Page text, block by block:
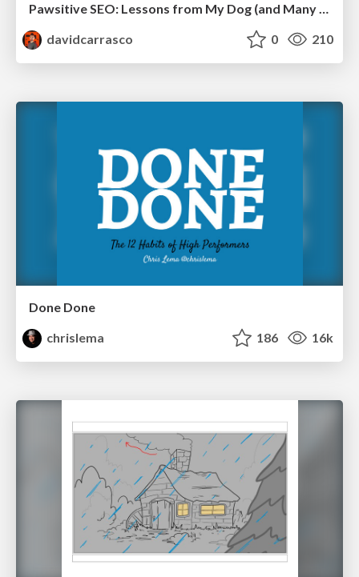
Pawsitive SEO: Lessons from My Dog (and Many Mistakes) on Thriving as a Consultant in the Age of AI
davidcarrasco
0 210
Done Done
chrislema
186 16k